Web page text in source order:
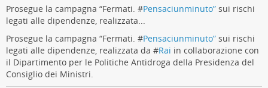
Prosegue la campagna “Fermati. #Pensaciunminuto” sui rischi
legati alle dipendenze, realizzata...
Prosegue la campagna “Fermati. #Pensaciunminuto” sui rischi
legati alle dipendenze, realizzata da #Rai in collaborazione con
il Dipartimento per le Politiche Antidroga della Presidenza del
Consiglio dei Ministri.